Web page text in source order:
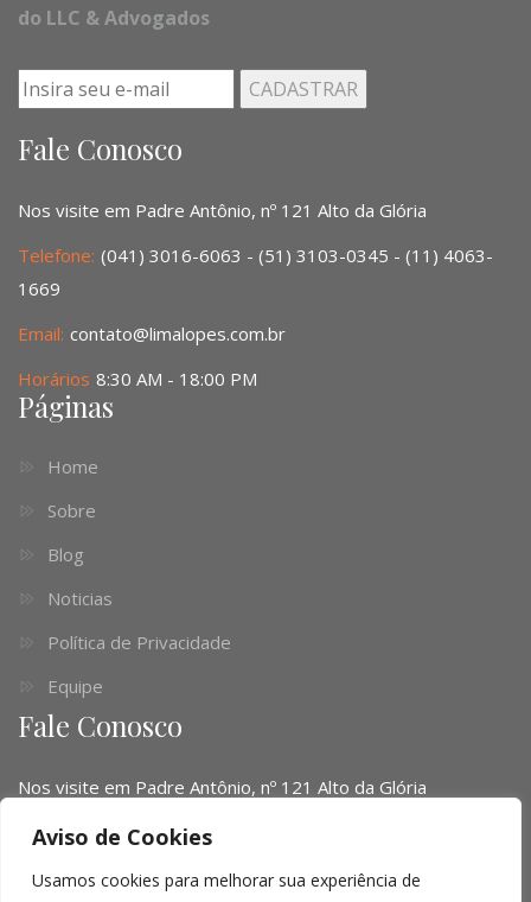
Aviso de Cookies
Usamos cookies para melhorar sua experiência de
do LLC & Advogados
Fale Conosco
Nos visite em Padre Antônio, nº 121 Alto da Glória
Telefone: (041) 3016-6063 - (51) 3103-0345 - (11) 4063-
1669
Email: contato@limalopes.com.br
Horários 8:30 AM - 18:00 PM
Páginas
Home
Sobre
Blog
Noticias
Política de Privacidade
Equipe
Fale Conosco
Nos visite em Padre Antônio, nº 121 Alto da Glória
Telefone: (041) 3016-6063 - (51) 3103-0345 - (11) 4063-